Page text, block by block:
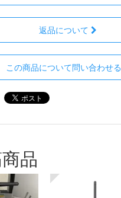
返品について
この商品について問い合わせる
品